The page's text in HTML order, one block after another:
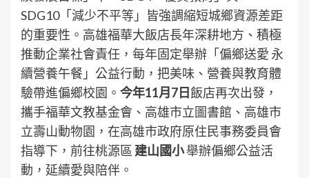
SDG10「減少不平等」皆強調縮短城鄉資源差距
的重要性。高雄福華大飯店長年深耕地方、積極
推動企業社會責任，每年固定舉辦「偏鄉送愛 永
續營養午餐」公益行動，把美味、營養與教育體
驗帶進偏鄉校園。 今年11月 7 日飯店再次出發，
攜手福華文教基金會、高雄市立圖書館、高雄市
立壽山動物園，在高雄市政府原住民事務委員會
指導下，前往桃源區 建山國小舉辦偏鄉公益活
動，延續愛與陪伴。